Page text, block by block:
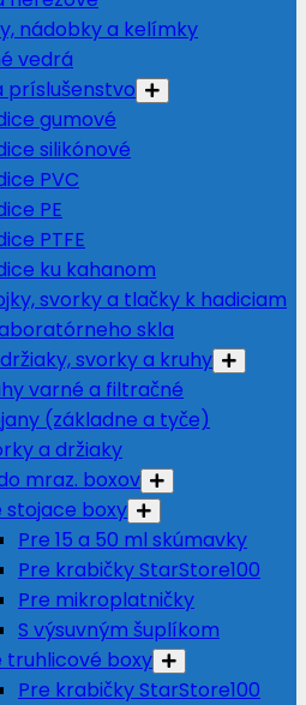
nádobky a kelímky
vedrá
príslušenstvo
gumové
silikónové
PVC
PE
PTFE
ku kahanom
svorky a tlačky k hadiciam
skla
svorky a kruhy
varné a filtračné
(základne a tyče)
a držiaky
mraz. boxov
stojace boxy
Pre 15 a 50 ml skúmavky
Pre krabičky StarStore100
Pre mikroplatničky
S výsuvným šuplíkom
truhlicové boxy
Pre krabičky StarStore100